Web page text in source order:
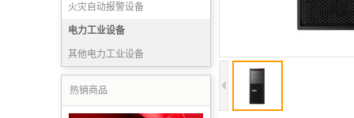
火灾自动报警设备
消防产品实（试）验设备
灭火药剂 消防宣传装备
电力工业设备
其他电力工业设备
热销商品